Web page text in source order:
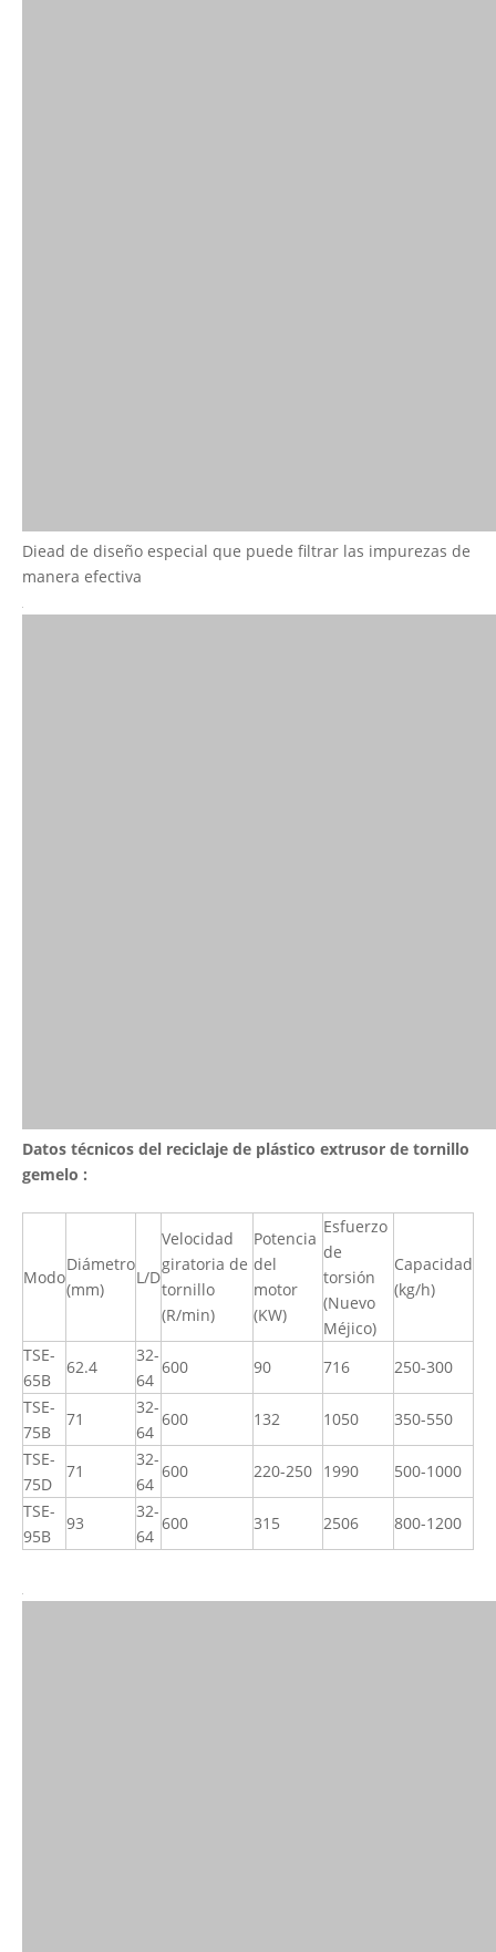
Diead de diseño especial que puede filtrar las impurezas de
manera efectiva
Datos técnicos del reciclaje de plástico extrusor de tornillo
gemelo :
Modo
Diámetro
(mm)
L/D
Velocidad
giratoria de
tornillo
(R/min)
Potencia
del
motor
(KW)
Esfuerzo
de
torsión
(Nuevo
Méjico)
Capacidad
(kg/h)
TSE-
65B
62.4
32-
64
600 90 716
250-300
TSE-
75B
71
32-
64
600 132 1050
350-550
TSE-
75D
71
32-
64
600 220-250 1990
500-1000
TSE-
95B
93
32-
64
600 315 2506 800-1200